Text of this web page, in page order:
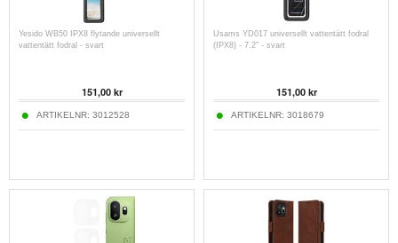
Yesido WB50 IPX8 flytande universellt
vattentätt fodral - svart
151,00kr
ARTIKELNR: 3012528
Usams YD017 universellt vattentätt fodral
(IPX8) - 7.2" - svart
151,00kr
ARTIKELNR: 3018679